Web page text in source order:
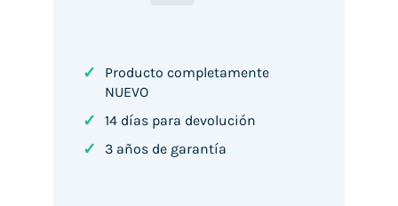
✓
Producto completamente
NUEVO
✓ 14 días para devolución
✓ 3 años de garantía